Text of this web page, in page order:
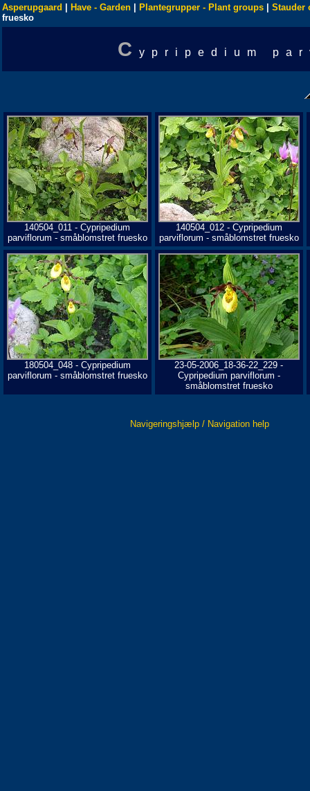
Asperupgaard Have - Garden Plantegrupper - Plant groups
Stauder
fruesko
C ypripedium
140504_011 - Cypripedium
parviflorum - småblomstret fruesko
140504_012 - Cypripedium
parviflorum - småblomstret fruesko
180504_048 - Cypripedium
parviflorum - småblomstret fruesko
23-05-2006_18-36-22_229 -
Cypripedium parviflorum -
småblomstret fruesko
Navigeringshjælp / Navigation help